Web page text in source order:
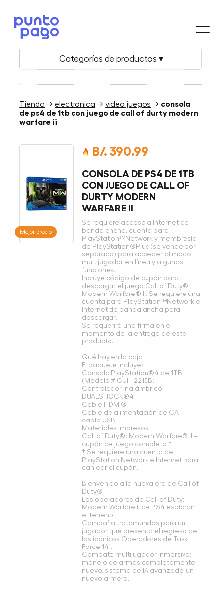
Categorías de productos ▾
Tienda →electronica →video juegos → consola
de ps4 de 1tb con juego de call of durty modern
warfare ii
Mejor precio
B/. 390.99
CONSOLA DE PS4 DE 1TB
CON JUEGO DE CALL OF
DURTY MODERN
WARFARE II
Se requiere acceso a Internet de
banda ancha, cuenta para
PlayStation™Network y membresía
de PlayStation®Plus (se vende por
separado) para acceder al modo
multijugador en línea y algunas
funciones.
Incluye código de cupón para
descargar el juego Call of Duty®
Modern Warfare® II. Se requiere una
cuenta para PlayStation™Network e
Internet de banda ancha para
descargar.
Se requerirá una firma en el
momento de la entrega de este
producto.
Qué hay en la caja
El paquete incluye:
Consola PlayStation®4 de 1TB
(Modelo # CUH-2215B)
Controlador inalámbrico
DUALSHOCK®4
Cable HDMI®
Cable de alimentación de CA
cable USB
Materiales impresos
Call of Duty®: Modern Warfare® II –
cupón de juego completo †
† Se requiere una cuenta de
PlayStation Network e Internet para
canjear el cupón.
Bienvenido a la nueva era de Call of
Duty®
Los operadores de Call of Duty:
Modern Warfare II de PS4 exploran
el terreno
Campaña trotamundos para un
jugador que presenta el regreso de
los icónicos Operadores de Task
Force 141.
Combate multijugador inmersivo:
manejo de armas completamente
nuevo, sistema de IA avanzado, un
nuevo armero.